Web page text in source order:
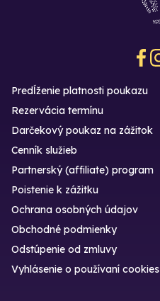
Predĺženie platnosti poukazu
Rezervácia termínu
Darčekový poukaz na zážitok
Cenník služieb
Partnerský (affiliate) program
Poistenie k zážitku
Ochrana osobných údajov
Obchodné podmienky
Odstúpenie od zmluvy
Vyhlásenie o používaní cookies